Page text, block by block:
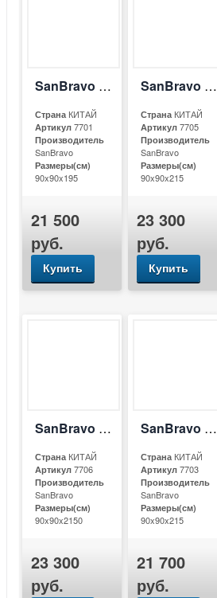
SanBravo SB-С912
Страна КИТАЙ
Артикул 7701
Производитель
SanBravo
Размеры(см)
90x90x195
21 500
руб.
Купить
SanBravo SB-С912A
Страна КИТАЙ
Артикул 7705
Производитель
SanBravo
Размеры(см)
90x90x215
23 300
руб.
Купить
SanBravo SB-С913А
Страна КИТАЙ
Артикул 7706
Производитель
SanBravo
Размеры(см)
90x90x2150
23 300
руб.
SanBravo SB-С922
Страна КИТАЙ
Артикул 7703
Производитель
SanBravo
Размеры(см)
90x90x215
21 700
руб.